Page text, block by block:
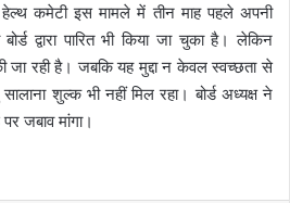
कमेटी इस मामले में तीन माह पहले अपनी
द्वारा पारित भी किया जा चुका है। लेकिन
जा रही है। जबकि यह मुद्दा न केवल स्वच्छता से
शुल्क भी नहीं मिल रहा। बोर्ड अध्यक्ष ने
जबाव मांगा।